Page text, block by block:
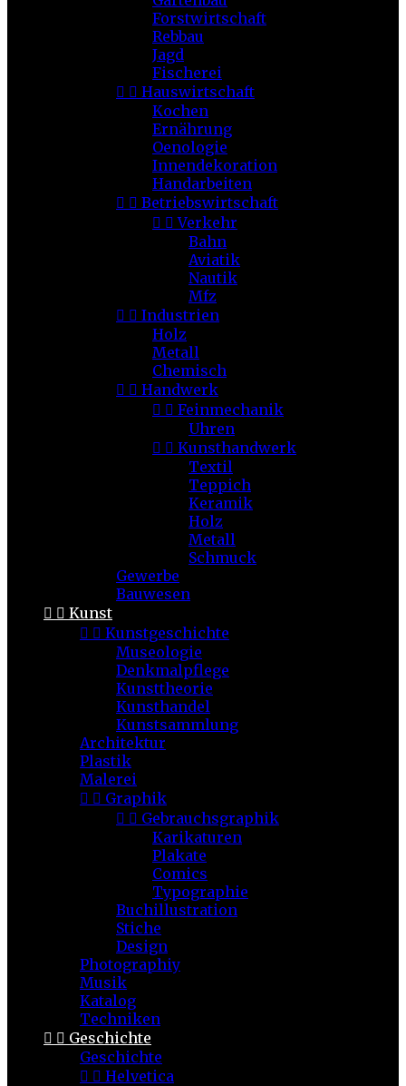
Forstwirtschaft
Rebbau
Jagd
Fischerei
  Hauswirtschaft
Kochen
Ernährung
Oenologie
Innendekoration
Handarbeiten
  Betriebswirtschaft
  Verkehr
Bahn
Aviatik
Nautik
Mfz
  Industrien
Holz
Metall
Chemisch
  Handwerk
  Feinmechanik
Uhren
  Kunsthandwerk
Textil
Teppich
Keramik
Holz
Metall
Schmuck
Gewerbe
Bauwesen
  Kunst
  Kunstgeschichte
Museologie
Denkmalpflege
Kunsttheorie
Kunsthandel
Kunstsammlung
Architektur
Plastik
Malerei
  Graphik
  Gebrauchsgraphik
Karikaturen
Plakate
Comics
Typographie
Buchillustration
Stiche
Design
Photographiy
Musik
Katalog
Techniken
  Geschichte
Geschichte
  Helvetica